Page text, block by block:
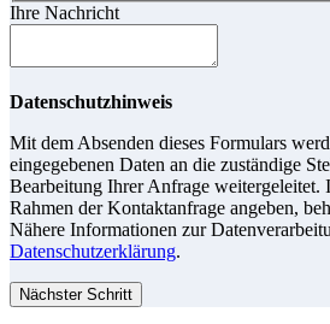
Ihre Nachricht
Datenschutzhinweis
Mit dem Absenden dieses Formulars
eingegebenen Daten an die zuständige
Bearbeitung Ihrer Anfrage weitergeleitet.
Rahmen der Kontaktanfrage angeben,
Nähere Informationen zur
Datenschutzerklärung.
Nächster Schritt